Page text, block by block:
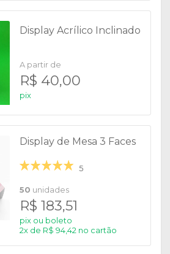
Display Acrílico Inclinado
A partir de
R$ 40,00
pix
Display de Mesa 3 Faces
5
50 unidades
R$ 183,51
pix ou boleto
2x de R$ 94,42 no cartão